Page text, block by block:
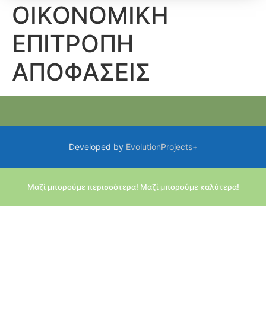
ΟΙΚΟΝΟΜΙΚΗ
ΕΠΙΤΡΟΠΗ
ΑΠΟΦΑΣΕΙΣ
Developed by EvolutionProjects+
Μαζί μπορούμε περισσότερα! Μαζί μπορούμε καλύτερα!